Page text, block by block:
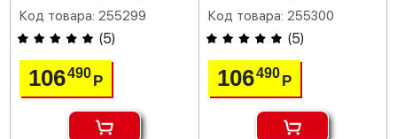
Код товара: 255299
(5)
106490Р
Код товара: 255300
(5)
106490 Р